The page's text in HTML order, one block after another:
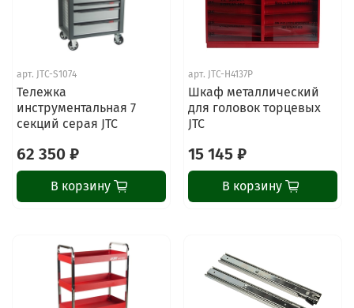
арт. JTC-S1074
Тележка
инструментальная 7
секций серая JTC
62 350 ₽
В корзину
арт. JTC-H4137P
Шкаф металлический
для головок торцевых
JTC
15 145 ₽
В корзину